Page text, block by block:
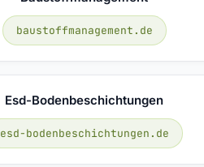
baustoffmanagement.de
Esd-Bodenbeschichtungen
esd-bodenbeschichtungen.de